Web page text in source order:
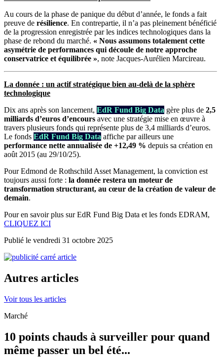
Au cours de la phase de panique du début d’année, le fonds a fait
preuve de résilience. En contrepartie, il n’a pas pleinement bénéficié
de la progression enregistrée par les indices technologiques dans la
phase de rebond du marché. « Nous assumons totalement cette
asymétrie de performances qui découle de notre approche
conservatrice et équilibrée », note Jacques-Aurélien Marcireau.
La donnée : un actif stratégique bien au-delà de la sphère
technologique
Dix ans après son lancement, EdR Fund Big Data gère plus de 2,5
milliards d’euros d’encours avec une stratégie mise en œuvre à
travers plusieurs fonds qui représente plus de 3,4 milliards d’euros.
Le fonds EdR Fund Big Data affiche par ailleurs une
performance nette annualisée de +12,49 % depuis sa création en
août 2015 (au 29/10/25).
Pour Edmond de Rothschild Asset Management, la conviction est
toujours aussi forte : la donnée restera un moteur de
transformation structurant, au cœur de la création de valeur de
demain.
Pour en savoir plus sur EdR Fund Big Data et les fonds EDRAM,
CLIQUEZ ICI
Publié le vendredi 31 octobre 2025
Autres articles
Voir tous les articles
Marché
10 points chauds à surveiller pour quand
même passer un bel été...